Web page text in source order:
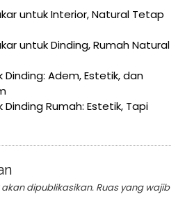
untuk Interior, Natural Tetap
untuk Dinding, Rumah Natural
Dinding: Adem, Estetik, dan
Rumah: Estetik, Tapi
dipublikasikan. Ruas yang wajib